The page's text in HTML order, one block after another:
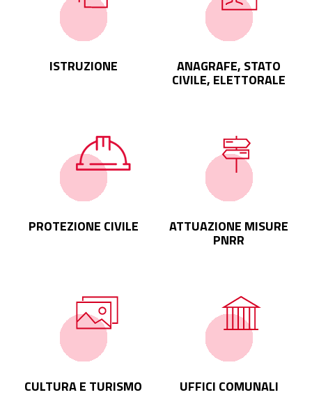
ISTRUZIONE ANAGRAFE, STATO
CIVILE, ELETTORALE
PROTEZIONE CIVILE ATTUAZIONE MISURE
PNRR
CULTURA E TURISMO UFFICI COMUNALI